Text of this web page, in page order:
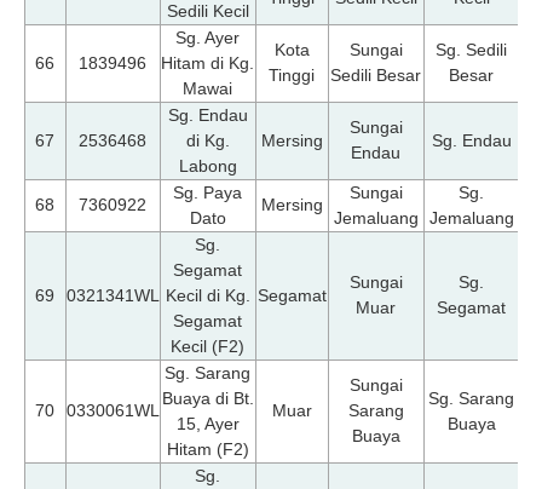
Sedili Kecil
66 1839496
Sg. Ayer
Hitam di Kg.
Mawai
Kota
Tinggi
Sungai
Sedili Besar
Sg. Sedili
Besar
67 2536468
Sg. Endau
di Kg.
Labong
Mersing
Sungai
Endau
Sg. Endau
68 7360922
Sg. Paya
Dato
Mersing
Sungai
Jemaluang
Sg.
Jemaluang
69 0321341WL
Sg.
Segamat
Kecil di Kg.
Segamat
Kecil (F2)
Segamat
Sungai
Muar
Sg.
Segamat
70 0330061WL
Sg. Sarang
Buaya di Bt.
15, Ayer
Hitam (F2)
Muar
Sungai
Sarang
Buaya
Sg. Sarang
Buaya
Sg.